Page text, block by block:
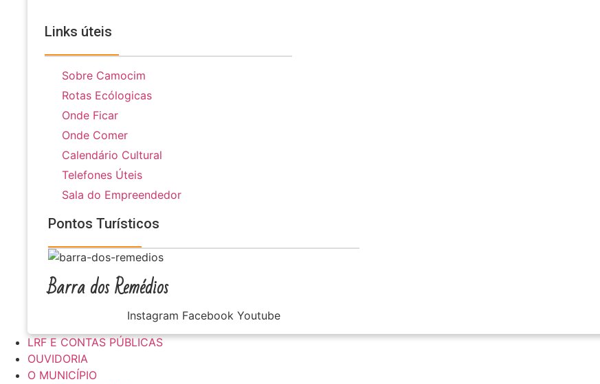
Links úteis
Sobre Camocim
Rotas Ecólogicas
Onde Ficar
Onde Comer
Calendário Cultural
Telefones Úteis
Sala do Empreendedor
Pontos Turísticos
Barra dos Remédios
Instagram Facebook Youtube
LRF E CONTAS PÚBLICAS
OUVIDORIA
O MUNICÍPIO